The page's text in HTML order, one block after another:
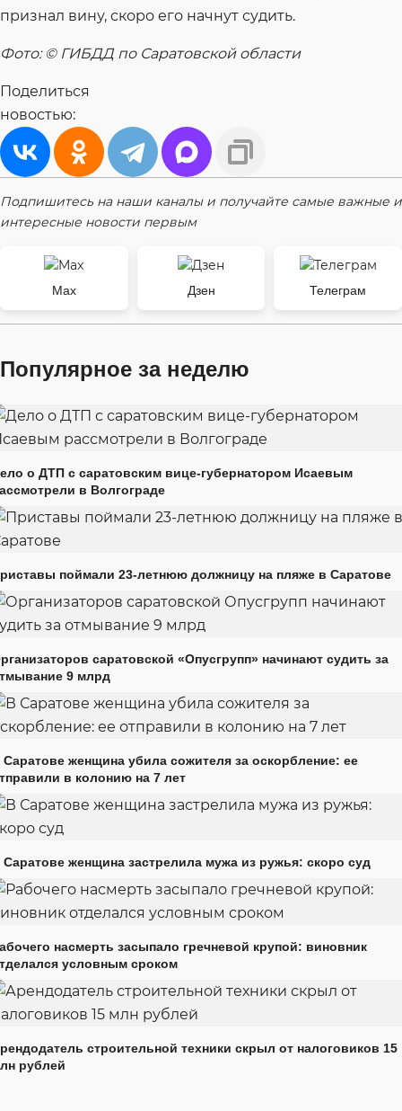
признал вину, скоро его начнут судить.
Фото: © ГИБДД по Саратовской области
Поделиться
новостью:
Подпишитесь на наши каналы и получайте самые важные и
интересные новости первым
Max Дзен Телеграм
Популярное за неделю
о ДТП с саратовским вице-губернатором Исаевым
в Волгограде
поймали 23-летнюю должницу на пляже в Саратове
саратовской «Опусгрупп» начинают судить за
9 млрд
Саратове женщина убила сожителя за оскорбление: ее
в колонию на 7 лет
Саратове женщина застрелила мужа из ружья: скоро суд
насмерть засыпало гречневой крупой: виновник
условным сроком
строительной техники скрыл от налоговиков 15
рублей